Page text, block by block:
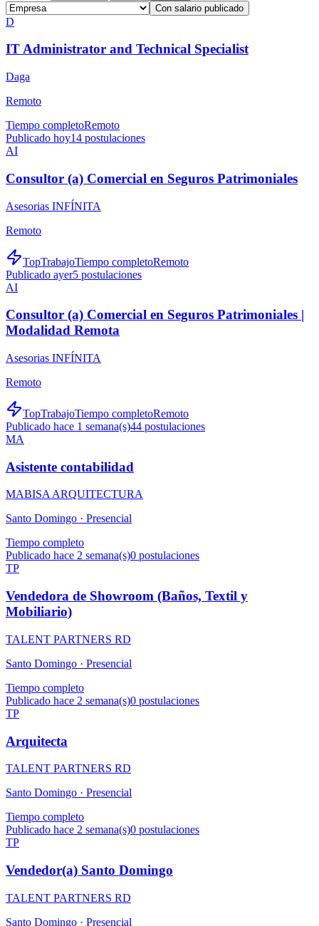
Con salario publicado
D
IT Administrator and Technical Specialist
Daga
Remoto
Tiempo completoRemoto
Publicado hoy14 postulaciones
AI
Consultor (a) Comercial en Seguros Patrimoniales
Asesorias INFÍNITA
Remoto
TopTrabajoTiempo completoRemoto
Publicado ayer5 postulaciones
AI
Consultor (a) Comercial en Seguros Patrimoniales |
Modalidad Remota
Asesorias INFÍNITA
Remoto
TopTrabajoTiempo completoRemoto
Publicado hace 1 semana(s)44 postulaciones
MA
Asistente contabilidad
MABISA ARQUITECTURA
Santo Domingo · Presencial
Tiempo completo
Publicado hace 2 semana(s)0 postulaciones
TP
Vendedora de Showroom (Baños, Textil y
Mobiliario)
TALENT PARTNERS RD
Santo Domingo · Presencial
Tiempo completo
Publicado hace 2 semana(s)0 postulaciones
TP
Arquitecta
TALENT PARTNERS RD
Santo Domingo · Presencial
Tiempo completo
Publicado hace 2 semana(s)0 postulaciones
TP
Vendedor(a) Santo Domingo
TALENT PARTNERS RD
Santo Domingo · Presencial